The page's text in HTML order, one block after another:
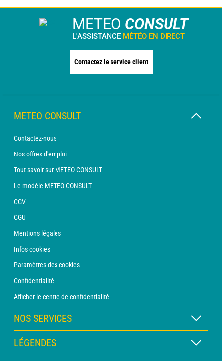
METEO CONSULT
L'ASSISTANCE MÉTÉO EN DIRECT
Contactez le service client
METEO CONSULT
Contactez-nous
Nos offres d'emploi
Tout savoir sur METEO CONSULT
Le modèle METEO CONSULT
CGV
CGU
Mentions légales
Infos cookies
Paramètres des cookies
Confidentialité
Afficher le centre de confidentialité
NOS SERVICES
Abonnement METEO Xpert
Abonnement METEO PRO
LÉGENDES